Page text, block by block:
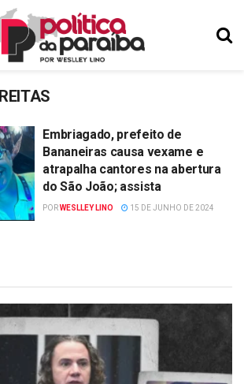
Embriagado, prefeito de
Bananeiras causa vexame e
atrapalha cantores na abertura
do São João; assista
PORWESLLEY LINO 15 DE JUNHO DE 2024